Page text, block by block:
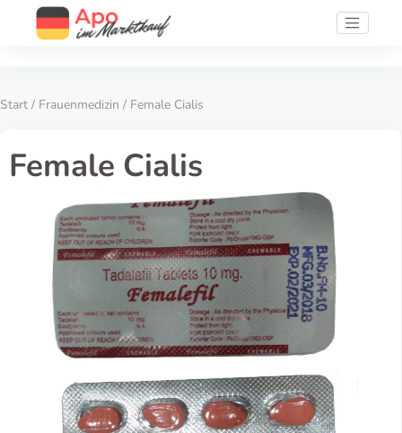
Start / Frauenmedizin / Female Cialis
Female Cialis